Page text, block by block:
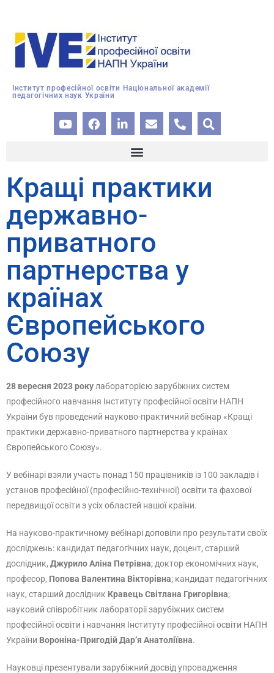
Інститут професійної освіти Національної академії
педагогічних наук України
Кращі практики
державно-
приватного
партнерства у
країнах
Європейського
Союзу
28 вересня 2023 року лабораторією зарубіжних систем
професійного навчання Інституту професійної освіти НАПН
України був проведений науково-практичний вебінар «Кращі
практики державно-приватного партнерства у країнах
Європейського Союзу».
У вебінарі взяли участь понад 150 працівників із 100 закладів і
установ професійної (професійно-технічної) освіти та фахової
передвищої освіти з усіх областей нашої країни.
На науково-практичному вебінарі доповіли про результати своїх
досліджень: кандидат педагогічних наук, доцент, старший
дослідник, Джурило Аліна Петрівна; доктор економічних наук,
професор, Попова Валентина Вікторівна; кандидат педагогічних
наук, старший дослідник Кравець Світлана Григорівна;
науковий співробітник лабораторії зарубіжних систем
професійної освіти і навчання Інституту професійної освіти НАПН
України Вороніна-Пригодій Дар’я Анатоліївна.
Науковці презентували зарубіжний досвід упровадження